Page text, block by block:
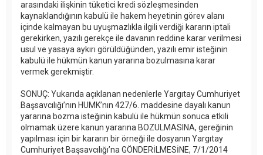
arasındaki ilişkinin tüketici kredi sözleşmesinden
kaynaklandığının kabulü ile hakem heyetinin görev alanı
içinde kalmayan bu uyuşmazlıkla ilgili verdiği kararın iptali
gerekirken, yazılı gerekçe ile davanın reddine karar verilmesi
usul ve yasaya aykırı görüldüğünden, yazılı emir isteğinin
kabulü ile hükmün kanun yararına bozulmasına karar
vermek gerekmiştir.
SONUÇ: Yukarıda açıklanan nedenlerle Yargıtay Cumhuriyet
Başsavcılığı’nın HUMK’nın 427/6. maddesine dayalı kanun
yararına bozma isteğinin kabulü ile hükmün sonuca etkili
olmamak üzere kanun yararına BOZULMASINA, gereğinin
yapılması için bir kararın bir örneği ile dosyanın Yargıtay
Cumhuriyet Başsavcılığı’na GÖNDERİLMESİNE, 7/1/2014